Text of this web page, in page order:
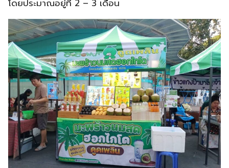
โดยประมาณอยู่ที่ 2 – 3 เดือน